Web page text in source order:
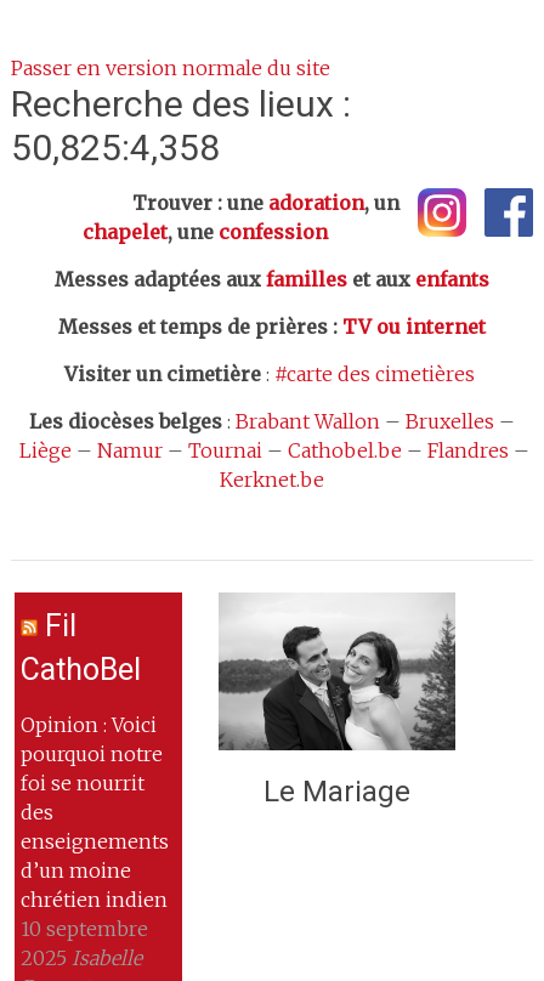
Passer en version normale du site
Recherche des lieux :
50,825:4,358
Trouver : une adoration, un
chapelet, une confession
Messes adaptées aux familleset aux enfants
Messes et temps de prières: TV ou internet
Visiter un cimetière: #carte des cimetières
Les diocèses belges: Brabant Wallon– Bruxelles –
Liège – Namur– Tournai– Cathobel.be – Flandres –
Kerknet.be
Fil
CathoBel
Opinion : Voici
pourquoi notre
foi se nourrit
des
enseignements
d’un moine
chrétien indien
10 septembre
2025 Isabelle
Le Mariage